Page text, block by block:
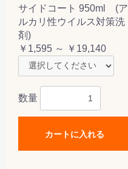
サイドコート 950ml (ア
ルカリ性ウイルス対策洗
剤)
￥1,595 ～ ￥19,140
数量
カートに入れる